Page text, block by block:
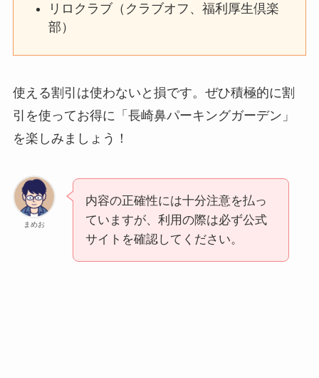
リロクラブ（クラブオフ、福利厚生倶楽
部）
使える割引は使わないと損です。ぜひ積極的に割
引を使ってお得に「長崎鼻パーキングガーデン」
を楽しみましょう！
まめお
内容の正確性には十分注意を払っ
ていますが、利用の際は必ず公式
サイトを確認してください。